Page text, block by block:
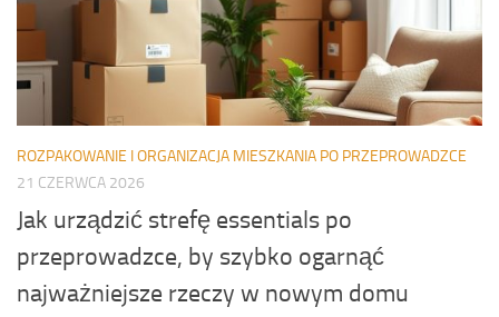
ROZPAKOWANIE I ORGANIZACJA MIESZKANIA PO PRZEPROWADZCE
21 CZERWCA 2026
Jak urządzić strefę essentials po
przeprowadzce, by szybko ogarnąć
najważniejsze rzeczy w nowym domu